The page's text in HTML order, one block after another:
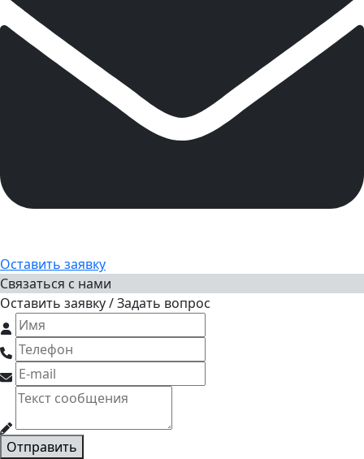
Оставить заявку
Связаться с нами
Оставить заявку / Задать вопрос
Отправить